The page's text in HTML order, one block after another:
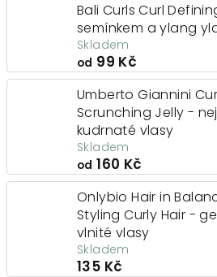
Bali Curls Curl
semínkem a ylang
Skladem
od 99 Kč
Umberto Giannini
Scrunching Jelly -
kudrnaté vlasy
Skladem
od 160 Kč
Onlybio Hair in
Styling Curly Hair -
vlnité vlasy
Skladem
135 Kč